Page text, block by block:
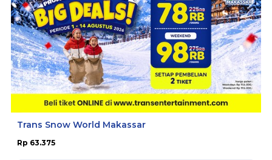
Trans Snow World Makassar
Rp 63.375